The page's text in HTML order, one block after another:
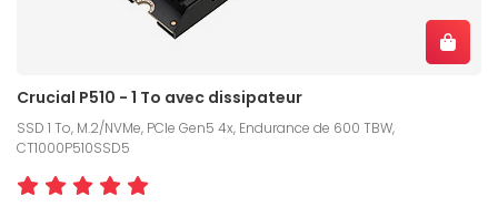
Crucial P510 - 1 To avec dissipateur
SSD 1 To, M.2/NVMe, PCIe Gen5 4x, Endurance de 600 TBW,
CT1000P510SSD5